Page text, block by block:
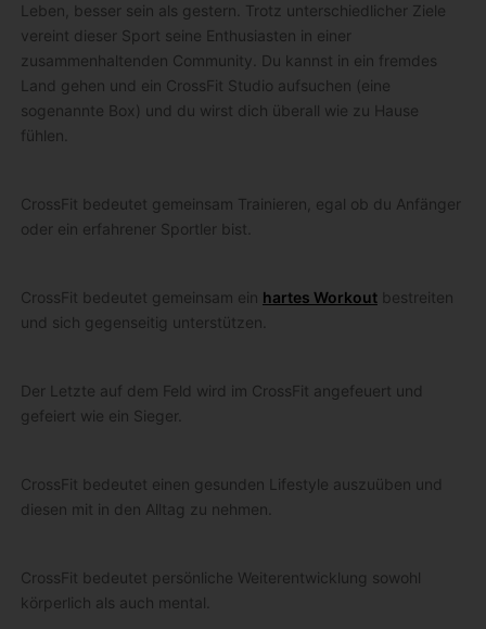
Leben, besser sein als gestern. Trotz unterschiedlicher Ziele
vereint dieser Sport seine Enthusiasten in einer
zusammenhaltenden Community. Du kannst in ein fremdes
Land gehen und ein CrossFit Studio aufsuchen (eine
sogenannte Box) und du wirst dich überall wie zu Hause
fühlen.
CrossFit bedeutet gemeinsam Trainieren, egal ob du Anfänger
oder ein erfahrener Sportler bist.
CrossFit bedeutet gemeinsam ein hartes Workoutbestreiten
und sich gegenseitig unterstützen.
Der Letzte auf dem Feld wird im CrossFit angefeuert und
gefeiert wie ein Sieger.
CrossFit bedeutet einen gesunden Lifestyle auszuüben und
diesen mit in den Alltag zu nehmen.
CrossFit bedeutet persönliche Weiterentwicklung sowohl
körperlich als auch mental.